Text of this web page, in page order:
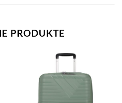
PRODUKTE